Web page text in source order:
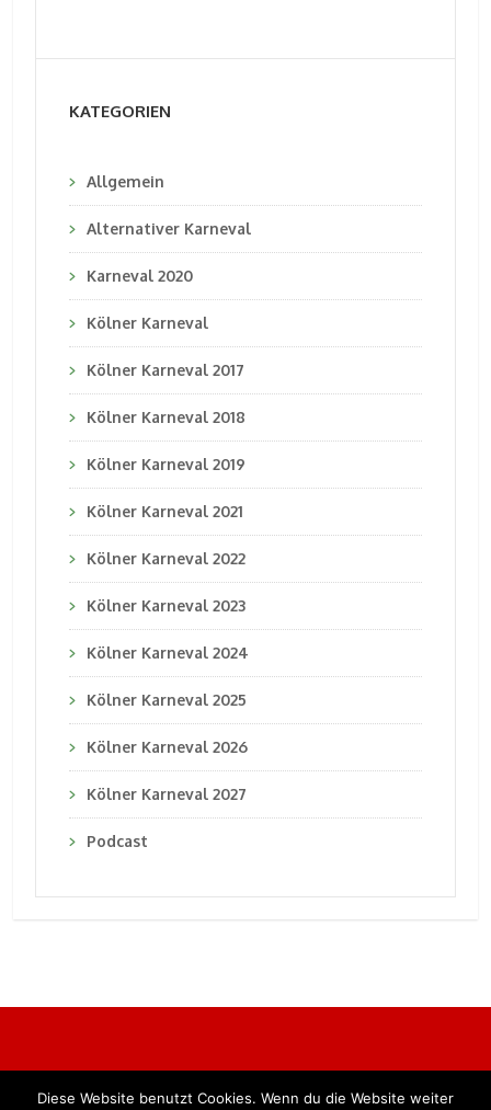
KATEGORIEN
Allgemein
Alternativer Karneval
Karneval 2020
Kölner Karneval
Kölner Karneval 2017
Kölner Karneval 2018
Kölner Karneval 2019
Kölner Karneval 2021
Kölner Karneval 2022
Kölner Karneval 2023
Kölner Karneval 2024
Kölner Karneval 2025
Kölner Karneval 2026
Kölner Karneval 2027
Podcast
Diese Website benutzt Cookies. Wenn du die Website weiter